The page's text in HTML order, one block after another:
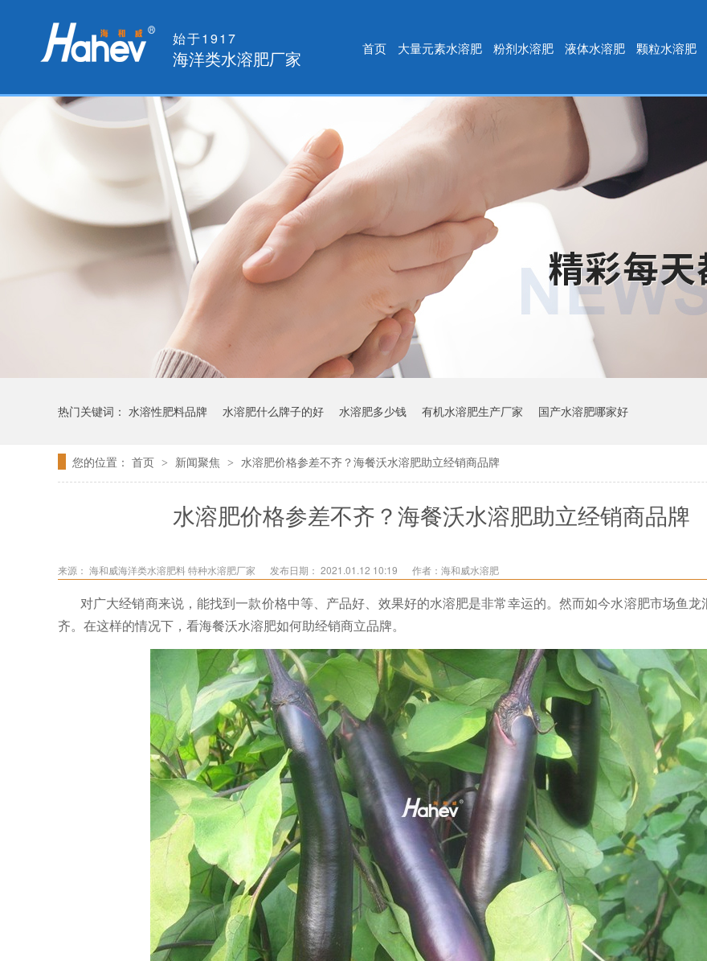
始于1917
海洋类水溶肥厂家 首页 大量元素水溶肥 粉剂水溶肥 液体水溶肥 颗粒水溶肥
热门关键词： 水溶性肥料品牌 水溶肥什么牌子的好 水溶肥多少钱 有机水溶肥生产厂家 国产水溶肥哪家好
您的位置： 首页 > 新闻聚焦 > 水溶肥价格参差不齐？海餐沃水溶肥助立经销商品牌
水溶肥价格参差不齐？海餐沃水溶肥助立经销商品牌
来源： 海和威海洋类水溶肥料 特种水溶肥厂家 发布日期： 2021.01.12 10:19 作者：海和威水溶肥
对广大经销商来说，能找到一款价格中等、产品好、效果好的水溶肥是非常幸运的。然而如今水溶肥市场鱼龙
齐。在这样的情况下，看海餐沃水溶肥如何助经销商立品牌。